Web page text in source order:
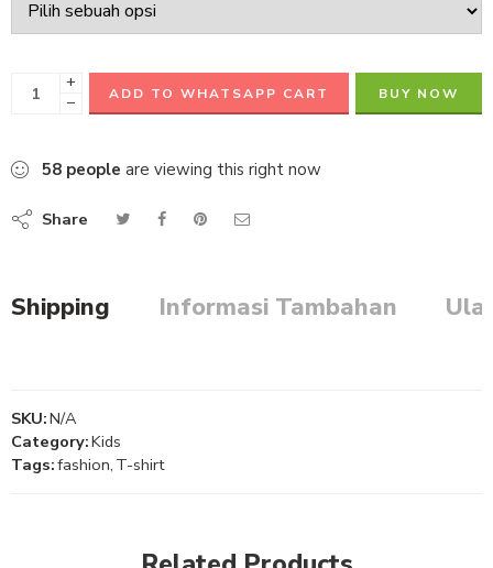
+
−
ADD TO WHATSAPP CART BUY NOW
58 people are viewing this right now
Share
Shipping Informasi Tambahan
SKU:N/A
Category:Kids
Tags:fashion, T-shirt